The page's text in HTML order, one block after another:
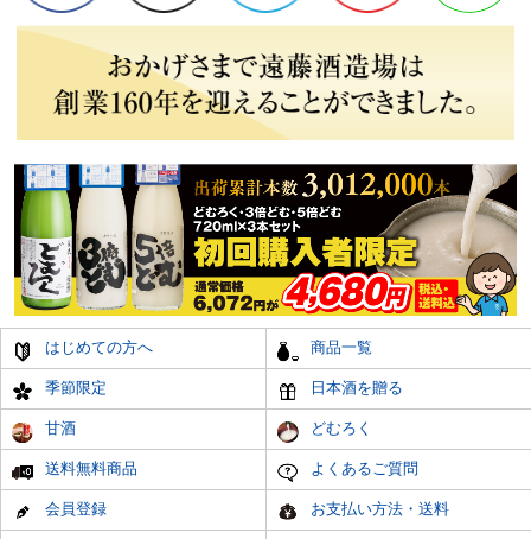
はじめての方へ 商品一覧
季節限定 日本酒を贈る
甘酒 どむろく
送料無料商品 よくあるご質問
会員登録 お支払い方法・送料